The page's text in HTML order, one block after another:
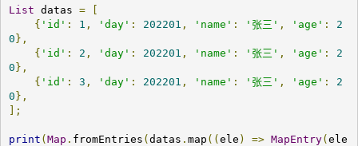
List datas =
[
{ 'id' : 1 , 'day' : 202201 , 'name' : '张三' , 'age' :
2
0},
{ 'id' : 2 , 'day' : 202201 , 'name' : '张三' , 'age' :
2
0},
{ 'id' : 3 , 'day' : 202201 , 'name' : '张三' , 'age' :
2
0},
];
print (Map . fromEntries (datas . map ((ele ) => MapEntry(ele